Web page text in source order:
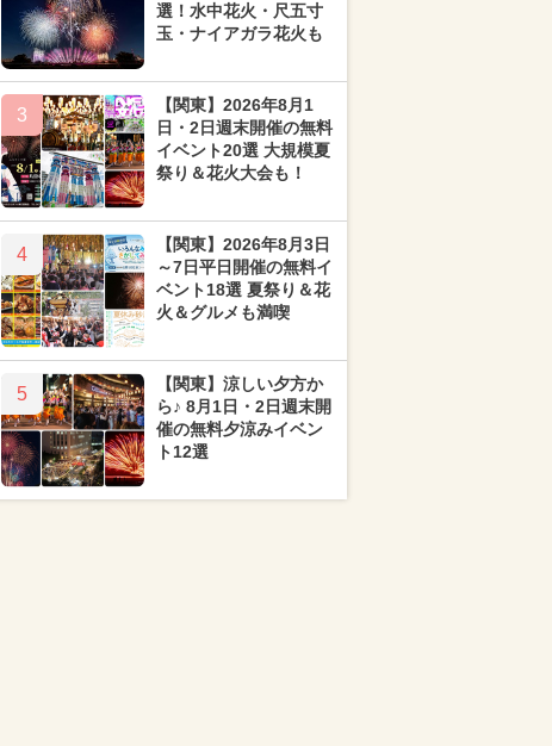
選！水中花火・尺五寸
玉・ナイアガラ花火も
3
【関東】2026年8月1
日・2日週末開催の無料
イベント20選 大規模夏
祭り＆花火大会も！
4
【関東】2026年8月3日
～7日平日開催の無料イ
ベント18選 夏祭り＆花
火＆グルメも満喫
5
【関東】涼しい夕方か
ら♪ 8月1日・2日週末開
催の無料夕涼みイベン
ト12選